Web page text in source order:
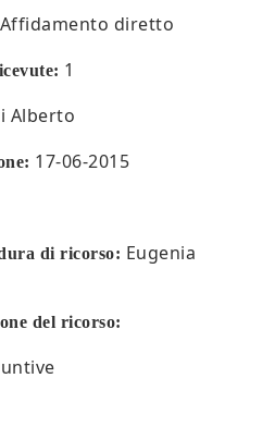
Affidamento diretto
1
Alberto
17-06-2015
di ricorso: Eugenia
del ricorso: